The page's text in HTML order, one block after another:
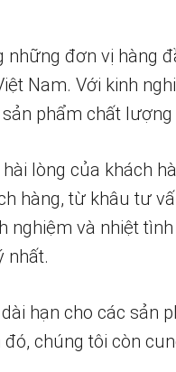
những đơn vị hàng
Nam. Với kinh
phẩm chất
lòng của khách
hàng, từ khâu tư
nghiệm và nhiệt
nhất.
hạn cho các sản
chúng tôi còn